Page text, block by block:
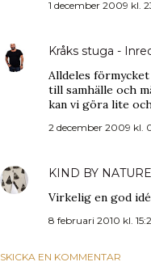
1 december 2009 kl.
Kråks stuga -
Alldeles
till samhälle och
kan vi göra lite
2 december 2009 kl.
KIND BY NATURE
Virkelig en god
8 februari 2010 kl.
SKICKA EN KOMMENTAR